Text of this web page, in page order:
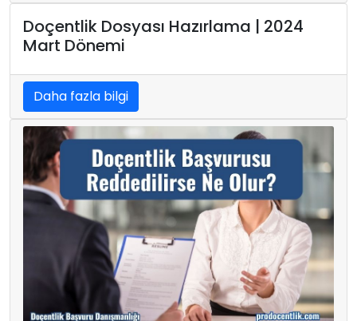
Doçentlik Dosyası Hazırlama | 2024
Mart Dönemi
Daha fazla bilgi